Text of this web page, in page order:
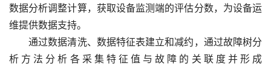
数据分析调整计算，获取设备监测端的评估分数，为设备运
维提供数据支持。
通过数据清洗、数据特征表建立和减约，通过故障树分
析方法分析各采集特征值与故障的关联度并形成